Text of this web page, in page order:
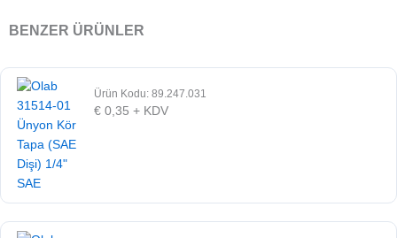
BENZER ÜRÜNLER
Ürün Kodu: 89.247.031
€ 0,35 + KDV